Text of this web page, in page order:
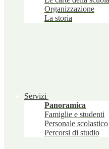
Organizzazione
La storia
Servizi
Panoramica
Famiglie e studenti
Personale scolastico
Percorsi di studio